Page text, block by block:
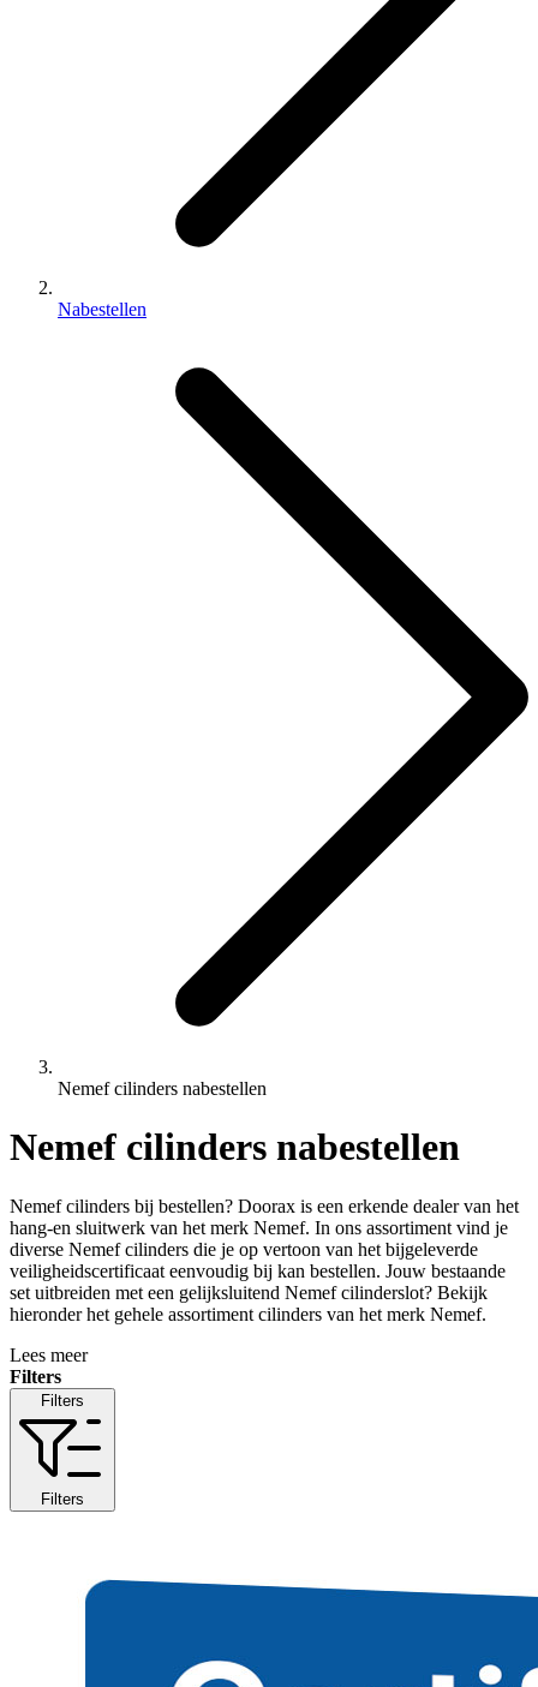
Nabestellen
Nemef cilinders nabestellen
Nemef cilinders nabestellen
Nemef cilinders bij bestellen? Doorax is een erkende dealer van het
hang-en sluitwerk van het merk Nemef. In ons assortiment vind je
diverse Nemef cilinders die je op vertoon van het bijgeleverde
veiligheidscertificaat eenvoudig bij kan bestellen. Jouw bestaande
set uitbreiden met een gelijksluitend Nemef cilinderslot? Bekijk
hieronder het gehele assortiment cilinders van het merk Nemef.
Lees meer
Filters
Filters
Filters